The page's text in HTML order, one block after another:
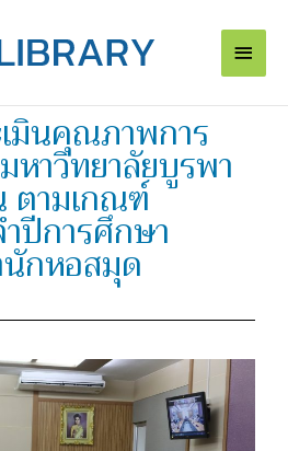
Main
มินคุณภาพการ
หาวิทยาลัยบูรพา
ตามเกณฑ์
ปีการศึกษา
กหอสมุด